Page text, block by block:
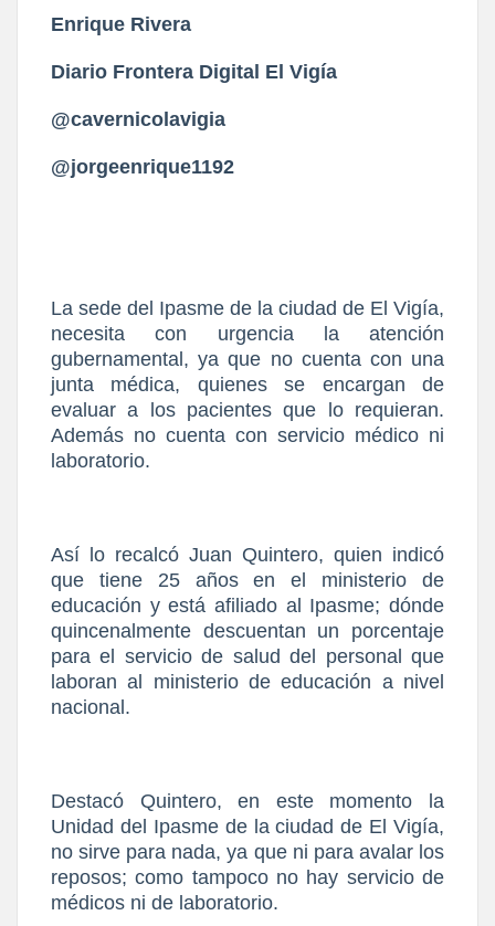
Enrique Rivera
Diario Frontera Digital El Vigía
@cavernicolavigia
@jorgeenrique1192
La sede del Ipasme de la ciudad de El Vigía,
necesita con urgencia la atención
gubernamental, ya que no cuenta con una
junta médica, quienes se encargan de
evaluar a los pacientes que lo requieran.
Además no cuenta con servicio médico ni
laboratorio.
Así lo recalcó Juan Quintero, quien indicó
que tiene 25 años en el ministerio de
educación y está afiliado al Ipasme; dónde
quincenalmente descuentan un porcentaje
para el servicio de salud del personal que
laboran al ministerio de educación a nivel
nacional.
Destacó Quintero, en este momento la
Unidad del Ipasme de la ciudad de El Vigía,
no sirve para nada, ya que ni para avalar los
reposos; como tampoco no hay servicio de
médicos ni de laboratorio.